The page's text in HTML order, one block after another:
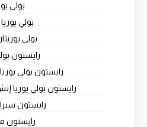
بولي
بولي
بولي
رايستون
رايستون بولي
رايستون بولي يوريا
رايستون
رايستون